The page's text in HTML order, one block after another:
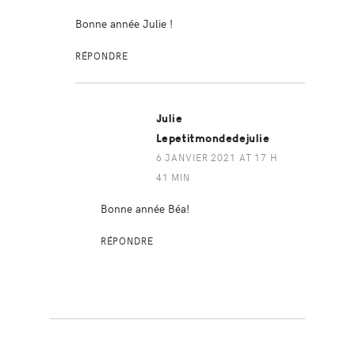
Bonne année Julie !
RÉPONDRE
Julie
Lepetitmondedejulie
6 JANVIER 2021 AT 17 H
41 MIN
Bonne année Béa!
RÉPONDRE